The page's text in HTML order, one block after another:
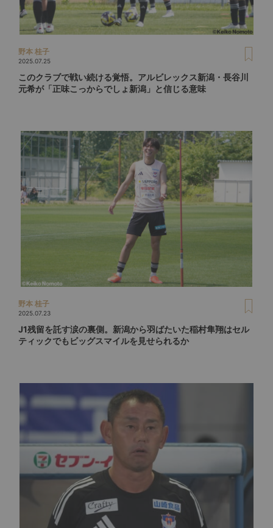
野本 桂子
2025.07.25
このクラブで戦い続ける覚悟。アルビレックス新潟・長谷川
元希が「正味こっからでしょ新潟」と信じる意味
野本 桂子
2025.07.23
J1残留を託す涙の裏側。新潟から羽ばたいた稲村隼翔はセル
ティックでもビッグスマイルを見せられるか